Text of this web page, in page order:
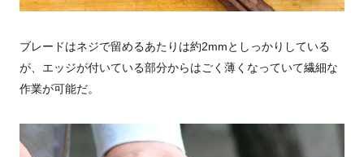
ブレードはネジで留めるあたりは約2mmとしっかりしている
が、エッジが付いている部分からはごく薄くなっていて繊細な
作業が可能だ。